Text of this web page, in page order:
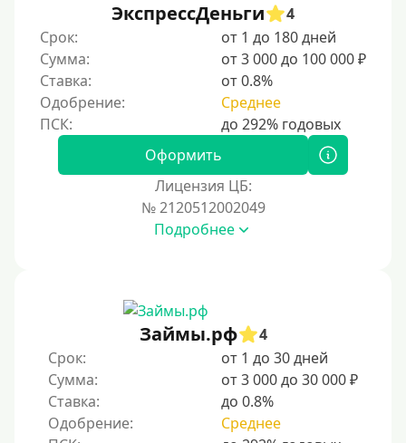
ЭкспрессДеньги
4
Срок:
от 1 до 180 дней
Сумма:
от 3 000 до 100 000 ₽
Ставка:
от 0.8%
Одобрение:
Среднее
Оформить
Лицензия ЦБ:
№ 2120512002049
Подробнее
Займы.рф
4
Срок:
от 1 до 30 дней
Сумма:
от 3 000 до 30 000 ₽
Ставка:
до 0.8%
Одобрение:
Среднее